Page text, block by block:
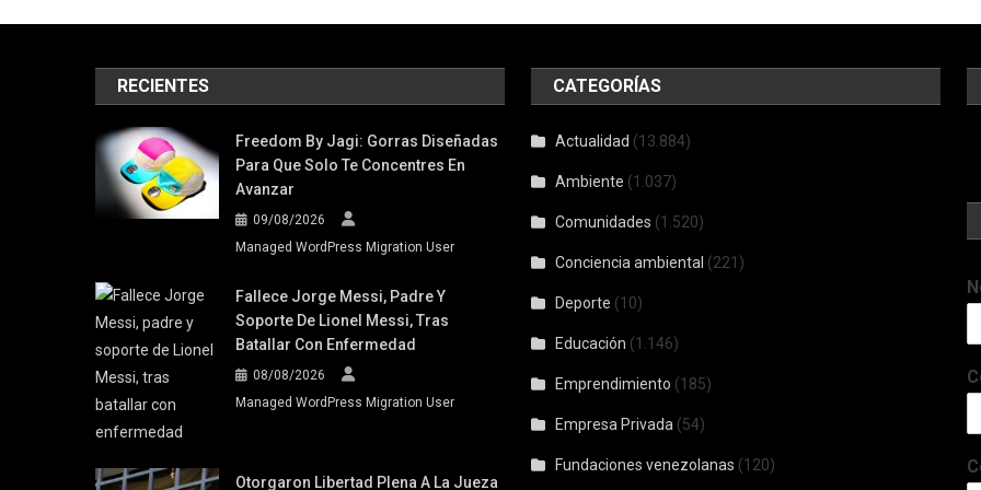
RECIENTES
Freedom By Jagi: Gorras Diseñadas
Para Que Solo Te Concentres En
Avanzar
09/08/2026
Managed WordPress Migration User
Fallece Jorge Messi, Padre Y
Soporte De Lionel Messi, Tras
Batallar Con Enfermedad
08/08/2026
Managed WordPress Migration User
Otorgaron Libertad Plena A La Jueza
CATEGORÍAS
Actualidad (13.884)
Ambiente (1.037)
Comunidades (1.520)
Conciencia ambiental (221)
Deporte (10)
Educación (1.146)
Emprendimiento (185)
Empresa Privada (54)
Fundaciones venezolanas (120)